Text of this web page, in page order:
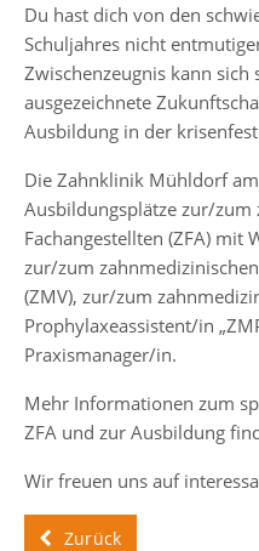
Du hast dich von den
Schuljahres nicht
Zwischenzeugnis kann sich
ausgezeichnete
Ausbildung in der
Die Zahnklinik Mühldorf
Ausbildungsplätze zur/zum
Fachangestellten (ZFA) mit
zur/zum
(ZMV), zur/zum
Prophylaxeassistent/in
Praxismanager/in.
Mehr Informationen zum
ZFA und zur Ausbildung
Wir freuen uns auf
Zurück